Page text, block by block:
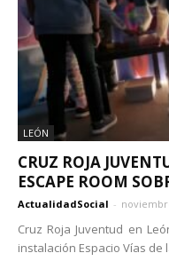
LEÓN
CRUZ ROJA
ESCAPE ROOM
ActualidadSocial -
Cruz Roja Juventud en
instalación Espacio Vías de